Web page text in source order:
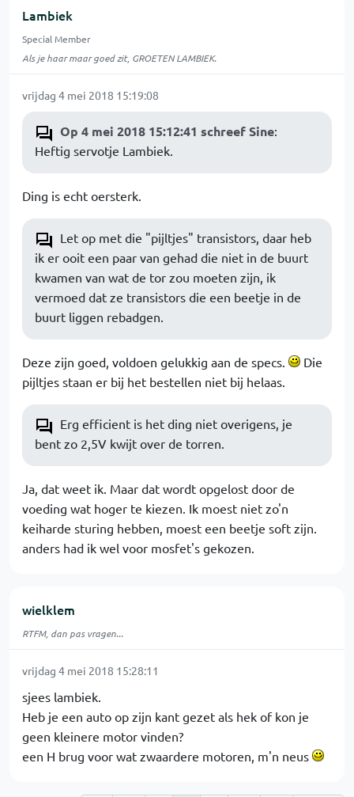
Lambiek
Special Member
Als je haar maar goed zit, GROETEN LAMBIEK.
vrijdag 4 mei 2018 15:19:08
Op 4 mei 2018 15:12:41 schreef Sine:
Heftig servotje Lambiek.
Ding is echt oersterk.
Let op met die "pijltjes" transistors, daar heb
ik er ooit een paar van gehad die niet in de buurt
kwamen van wat de tor zou moeten zijn, ik
vermoed dat ze transistors die een beetje in de
buurt liggen rebadgen.
Deze zijn goed, voldoen gelukkig aan de specs.
Die
pijltjes staan er bij het bestellen niet bij helaas.
Erg efficient is het ding niet overigens, je
bent zo 2,5V kwijt over de torren.
Ja, dat weet ik. Maar dat wordt opgelost door de
voeding wat hoger te kiezen. Ik moest niet zo'n
keiharde sturing hebben, moest een beetje soft zijn.
anders had ik wel voor mosfet's gekozen.
wielklem
RTFM, dan pas vragen...
vrijdag 4 mei 2018 15:28:11
sjees lambiek.
Heb je een auto op zijn kant gezet als hek of kon je
geen kleinere motor vinden?
een H brug voor wat zwaardere motoren, m'n neus